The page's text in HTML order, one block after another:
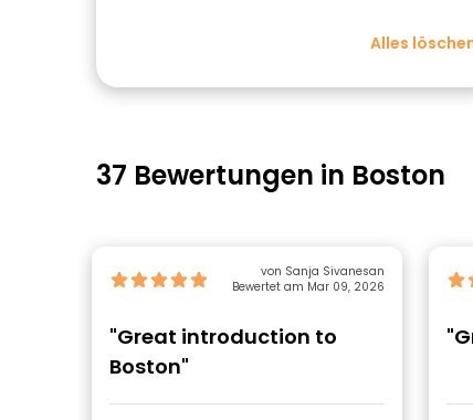
Alles
37 Bewertungen in Boston
von Sanja Sivanesan
Bewertet am Mar 09, 2026
"Great introduction to
Boston"